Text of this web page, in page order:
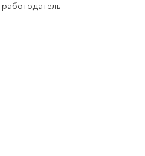
работодатель